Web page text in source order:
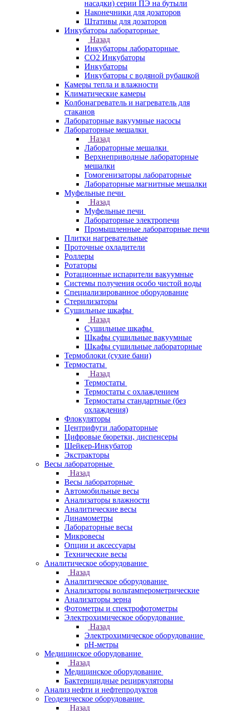
насадки) серии ПЭ на бутыли
Наконечники для дозаторов
Штативы для дозаторов
Инкубаторы лабораторные
Назад
Инкубаторы лабораторные
CO2 Инкубаторы
Инкубаторы
Инкубаторы с водяной рубашкой
Камеры тепла и влажности
Климатические камеры
Колбонагреватель и нагреватель для
стаканов
Лабораторные вакуумные насосы
Лабораторные мешалки
Назад
Лабораторные мешалки
Верхнеприводные лабораторные
мешалки
Гомогенизаторы лабораторные
Лабораторные магнитные мешалки
Муфельные печи
Назад
Муфельные печи
Лабораторные электропечи
Промышленные лабораторные печи
Плитки нагревательные
Проточные охладители
Роллеры
Ротаторы
Ротационные испарители вакуумные
Системы получения особо чистой воды
Специализированное оборудование
Стерилизаторы
Сушильные шкафы
Назад
Сушильные шкафы
Шкафы сушильные вакуумные
Шкафы сушильные лабораторные
Термоблоки (сухие бани)
Термостаты
Назад
Термостаты
Термостаты с охлаждением
Термостаты стандартные (без
охлаждения)
Флокуляторы
Центрифуги лабораторные
Цифровые бюретки, диспенсеры
Шейкер-Инкубатор
Экстракторы
Весы лабораторные
Назад
Весы лабораторные
Автомобильные весы
Анализаторы влажности
Аналитические весы
Динамометры
Лабораторные весы
Микровесы
Опции и аксессуары
Технические весы
Аналитическое оборудование
Назад
Аналитическое оборудование
Анализаторы вольтамперометрические
Анализаторы зерна
Фотометры и спектрофотометры
Электрохимическое оборудование
Назад
Электрохимическое оборудование
pH-метры
Медицинское оборудование
Назад
Медицинское оборудование
Бактерицидные рециркуляторы
Анализ нефти и нефтепродуктов
Геодезическое оборудование
Назад